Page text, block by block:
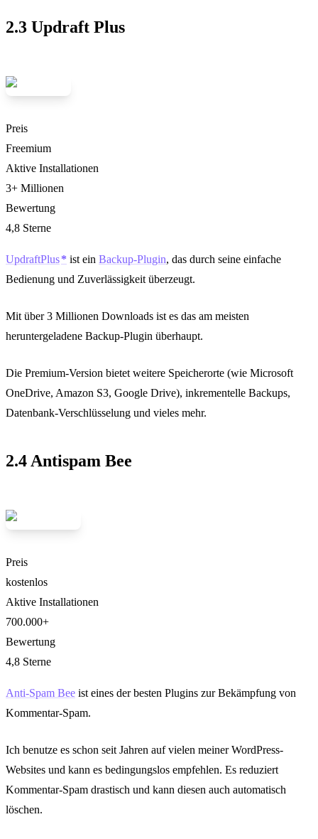
2.3 Updraft Plus
Preis
Freemium
Aktive Installationen
3+ Millionen
Bewertung
4,8 Sterne
UpdraftPlus ist ein Backup-Plugin, das durch seine einfache
Bedienung und Zuverlässigkeit überzeugt.
Mit über 3 Millionen Downloads ist es das am meisten
heruntergeladene Backup-Plugin überhaupt.
Die Premium-Version bietet weitere Speicherorte (wie Microsoft
OneDrive, Amazon S3, Google Drive), inkrementelle Backups,
Datenbank-Verschlüsselung und vieles mehr.
2.4 Antispam Bee
Preis
kostenlos
Aktive Installationen
700.000+
Bewertung
4,8 Sterne
Anti-Spam Bee ist eines der besten Plugins zur Bekämpfung von
Kommentar-Spam.
Ich benutze es schon seit Jahren auf vielen meiner WordPress-
Websites und kann es bedingungslos empfehlen. Es reduziert
Kommentar-Spam drastisch und kann diesen auch automatisch
löschen.